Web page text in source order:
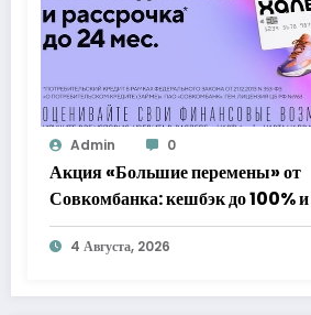
Admin 0
Акция «Большие перемены» от
Совкомбанка: кешбэк до 100% и
до 24 месяцев с «Халвой»
4 Августа, 2026